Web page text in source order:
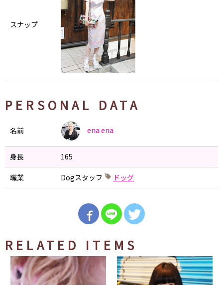
スナップ
PERSONAL DATA
名前 ena ena
身長 165
職業 Dogスタッフ ドッグ
RELATED ITEMS